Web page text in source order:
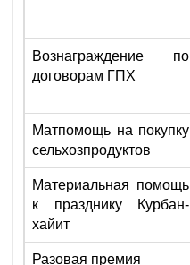
Вознаграждение по
договорам ГПХ
Матпомощь на покупку
сельхозпродуктов
Материальная помощь
к празднику Курбан-
хайит
Разовая премия